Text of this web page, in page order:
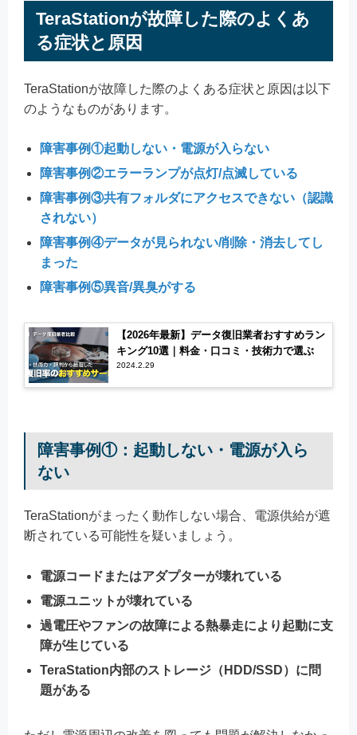
TeraStationが故障した際のよくあ
る症状と原因
TeraStationが故障した際のよくある症状と原因は以下
のようなものがあります。
障害事例①起動しない・電源が入らない
障害事例②エラーランプが点灯/点滅している
障害事例③共有フォルダにアクセスできない（認識
されない）
障害事例④データが見られない/削除・消去してし
まった
障害事例⑤異音/異臭がする
【2026年最新】データ復旧業者おすすめラン
キング10選｜料金・口コミ・技術力で選ぶ
2024.2.29
障害事例①：起動しない・電源が入ら
ない
TeraStationがまったく動作しない場合、電源供給が遮
断されている可能性を疑いましょう。
電源コードまたはアダプターが壊れている
電源ユニットが壊れている
過電圧やファンの故障による熱暴走により起動に支
障が生じている
TeraStation内部のストレージ（HDD/SSD）に問
題がある